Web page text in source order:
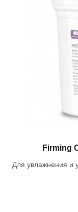
Firming
Для увлажнения и